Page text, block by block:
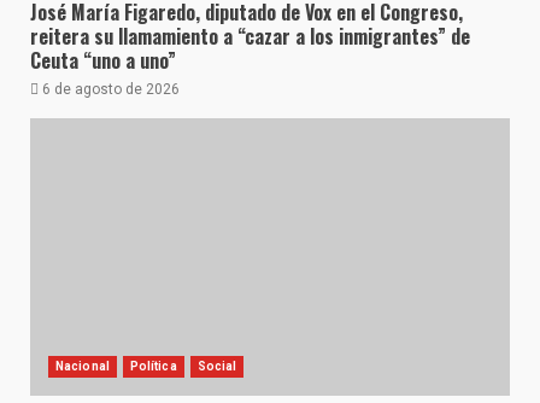
José María Figaredo, diputado de Vox en el Congreso,
reitera su llamamiento a “cazar a los inmigrantes” de
Ceuta “uno a uno”
6 de agosto de 2026
Nacional Política Social